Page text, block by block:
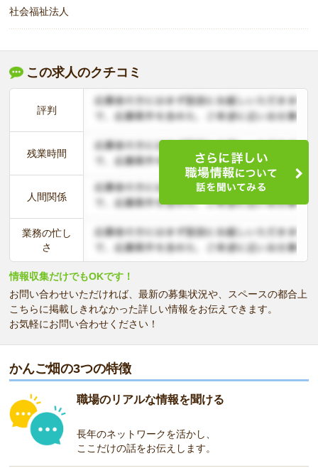
社会福祉法人
この求人のクチコミ
評判
残業時間
人間関係
業務の忙し
さ
情報収集だけでもOKです！
お問い合わせいただければ、最新の募集状況や、スペースの都合上
こちらに掲載しきれなかった詳しい情報をお伝えできます。
お気軽にお問い合わせください！
かんご畑の3つの特徴
職場のリアルな情報を聞ける
長年のネットワークを活かし、
ここだけの話をお伝えします。